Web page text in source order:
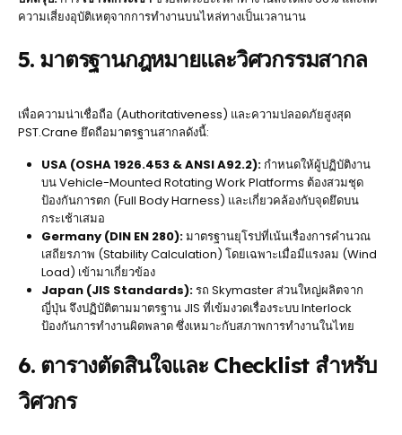
ความเสี่ยงอุบัติเหตุจากการทำงานบนไหล่ทางเป็นเวลานาน
5. มาตรฐานกฎหมายและวิศวกรรมสากล
เพื่อความน่าเชื่อถือ (Authoritativeness) และความปลอดภัยสูงสุด
PST.Crane ยึดถือมาตรฐานสากลดังนี้:
USA (OSHA 1926.453 & ANSI A92.2): กำหนดให้ผู้ปฏิบัติงาน
บน Vehicle-Mounted Rotating Work Platforms ต้องสวมชุด
ป้องกันการตก (Full Body Harness) และเกี่ยวคล้องกับจุดยึดบน
กระเช้าเสมอ
Germany (DIN EN 280):มาตรฐานยุโรปที่เน้นเรื่องการคำนวณ
เสถียรภาพ (Stability Calculation) โดยเฉพาะเมื่อมีแรงลม (Wind
Load) เข้ามาเกี่ยวข้อง
Japan (JIS Standards):รถ Skymaster ส่วนใหญ่ผลิตจาก
ญี่ปุ่น จึงปฏิบัติตามมาตรฐาน JIS ที่เข้มงวดเรื่องระบบ Interlock
ป้องกันการทำงานผิดพลาด ซึ่งเหมาะกับสภาพการทำงานในไทย
6. ตารางตัดสินใจและ Checklist สำหรับ
วิศวกร